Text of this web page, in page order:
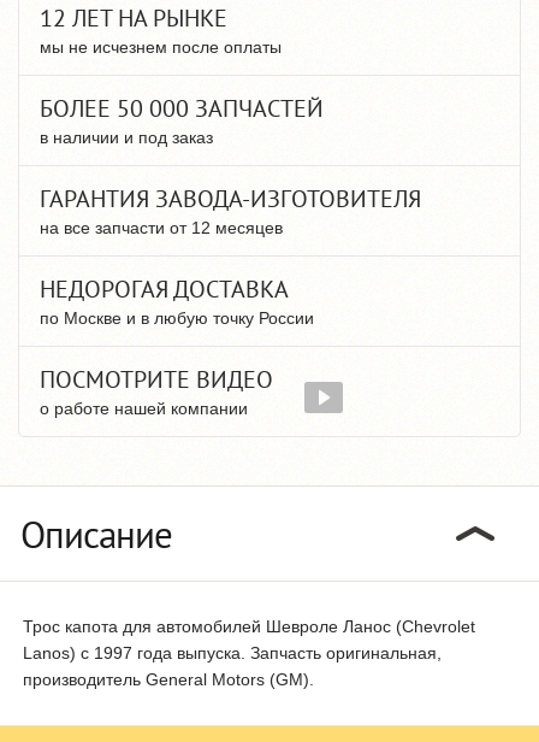
12 ЛЕТ НА РЫНКЕ
мы не исчезнем после оплаты
БОЛЕЕ 50 000 ЗАПЧАСТЕЙ
в наличии и под заказ
ГАРАНТИЯ ЗАВОДА-ИЗГОТОВИТЕЛЯ
на все запчасти от 12 месяцев
НЕДОРОГАЯ ДОСТАВКА
по Москве и в любую точку России
ПОСМОТРИТЕ ВИДЕО
о работе нашей компании
Описание
Трос капота для автомобилей Шевроле Ланос (Chevrolet
Lanos) с 1997 года выпуска. Запчасть оригинальная,
производитель General Motors (GM).